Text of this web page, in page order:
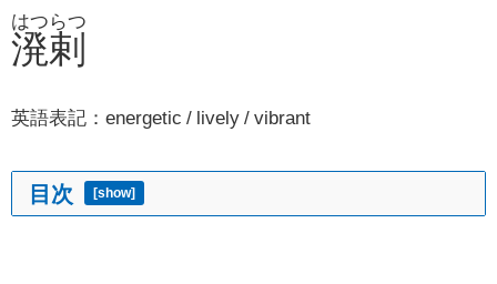
溌剌
はつらつ
英語表記：energetic / lively / vibrant
目次 [show]